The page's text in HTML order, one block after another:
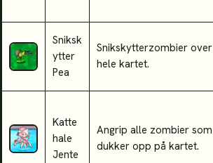
Sniksk
ytter
Pea
Snikskytterzombier over
hele kartet.
Katte
hale
Jente
Angrip alle zombier som
dukker opp på kartet.